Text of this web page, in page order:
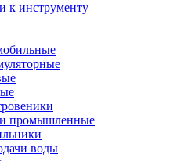
к инструменту
промышленные
воды